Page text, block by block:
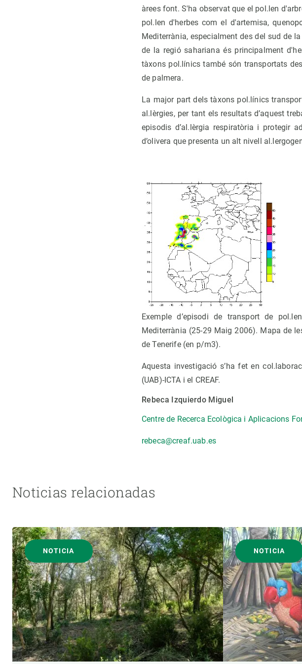
àrees font. S'ha observat que el pol.len
pol.len d'herbes com el d'artemisa,
Mediterrània, especialment des del sud de
de la regió sahariana és principalment
tàxons pol.línics també són transportats
de palmera.
La major part dels tàxons pol.línics
al.lèrgies, per tant els resultats d’aquest
episodis d’al.lèrgia respiratòria i protegir
d’olivera que presenta un alt nivell
Exemple d’episodi de transport de
Mediterrània (25-29 Maig 2006). Mapa de
de Tenerife (en p/m3).
Aquesta investigació s’ha fet en
(UAB)-ICTA i el CREAF.
Rebeca Izquierdo Miguel
Centre de Recerca Ecològica i Aplicacions
rebeca@creaf.uab.es
Noticias relacionadas
NOTICIA NOTICIA